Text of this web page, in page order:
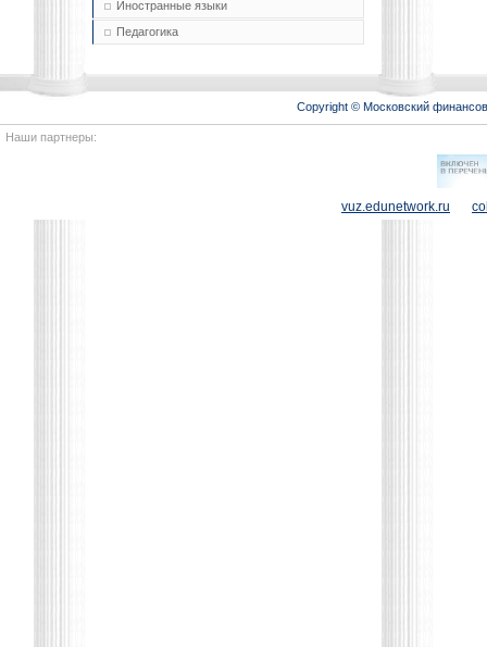
Иностранные языки
Педагогика
Copyright © Московский
Наши партнеры:
vuz.edunetwork.ru